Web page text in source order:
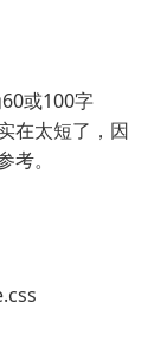
或100字
在太短了，因
。